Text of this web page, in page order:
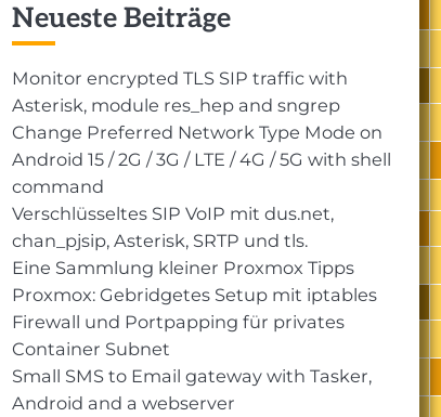
Neueste Beiträge
Monitor encrypted TLS SIP traffic with
Asterisk, module res_hep and sngrep
Change Preferred Network Type Mode on
Android 15 / 2G / 3G / LTE / 4G / 5G with shell
command
Verschlüsseltes SIP VoIP mit dus.net,
chan_pjsip, Asterisk, SRTP und tls.
Eine Sammlung kleiner Proxmox Tipps
Proxmox: Gebridgetes Setup mit iptables
Firewall und Portpapping für privates
Container Subnet
Small SMS to Email gateway with Tasker,
Android and a webserver